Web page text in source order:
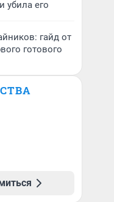
убила его
гайд от
готового